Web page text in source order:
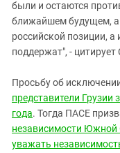
были и остаются
ближайшем будущем, а
российской позиции,
поддержат", - цитирует
Просьбу об
представители
года. Тогда ПАСЕ
независимости Южной
уважать